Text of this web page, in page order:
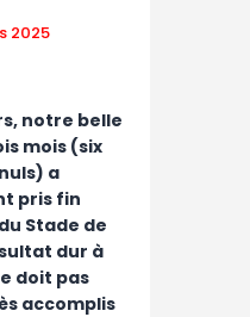
2025
notre belle
mois (six
a
pris fin
Stade de
dur à
doit pas
accomplis